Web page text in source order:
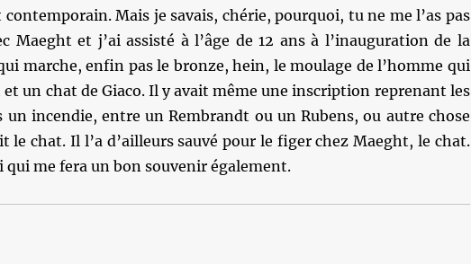
Mais je savais, chérie, pourquoi, tu ne me l’as pas
et j’ai assisté à l’âge de 12 ans à l’inauguration de la
marche, enfin pas le bronze, hein, le moulage de l’homme qui
un chat de Giaco. Il y avait même une inscription reprenant les
incendie, entre un Rembrandt ou un Rubens, ou autre chose
le chat. Il l’a d’ailleurs sauvé pour le figer chez Maeght, le chat.
me fera un bon souvenir également.